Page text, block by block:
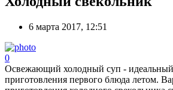
6 марта 2017, 12:51
0
Освежающий холодный суп -
приготовления первого блюда летом.